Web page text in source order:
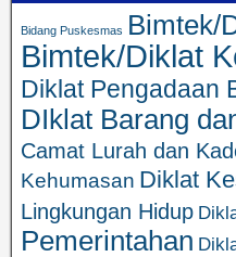
Bidang Puskesmas Bimtek/
Bimtek/Diklat
Diklat Pengadaan
DIklat Barang
Camat Lurah dan
Kehumasan Diklat
Lingkungan Hidup
Pemerintahan